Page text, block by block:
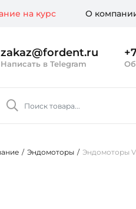
на курс О
zakaz@fordent.ru
Написать в Telegram
/ Эндомоторы / Эндомоторы